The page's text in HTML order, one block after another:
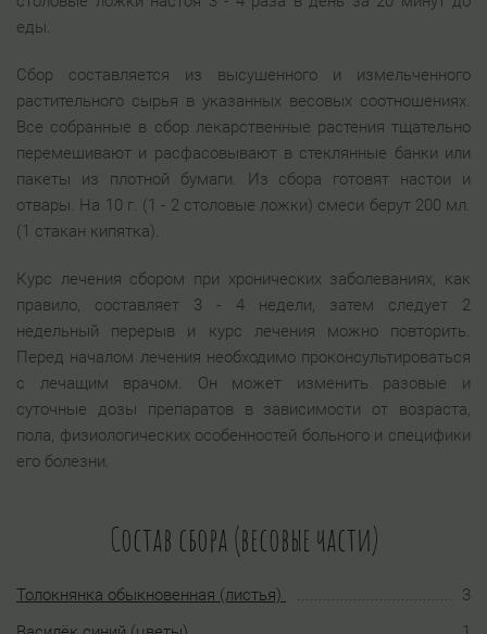
еды.
Сбор составляется из высушенного и измельченного
растительного сырья в указанных весовых соотношениях.
Все собранные в сбор лекарственные растения тщательно
перемешивают и расфасовывают в стеклянные банки или
пакеты из плотной бумаги. Из сбора готовят настои и
отвары. На 10 г. (1 - 2 столовые ложки) смеси берут 200 мл.
(1 стакан кипятка).
Курс лечения сбором при хронических заболеваниях, как
правило, составляет 3 - 4 недели, затем следует 2
недельный перерыв и курс лечения можно повторить.
Перед началом лечения необходимо проконсультироваться
с лечащим врачом. Он может изменить разовые и
суточные дозы препаратов в зависимости от возраста,
пола, физиологических особенностей больного и специфики
его болезни.
Состав сбора (весовые части)
Толокнянка обыкновенная (листья)
3